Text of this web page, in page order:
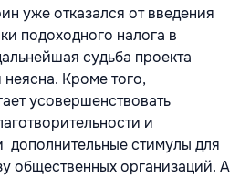
уже отказался от введения
подоходного налога в
судьба проекта
Кроме того,
усовершенствовать
и
дополнительные стимулы для
общественных организаций. А